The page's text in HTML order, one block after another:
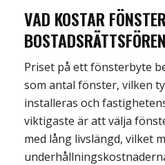
VAD KOSTAR
Priset på ett fönsterbyte
som antal fönster, vilken
installeras och
viktigaste är att välja
med lång livslängd, vilket